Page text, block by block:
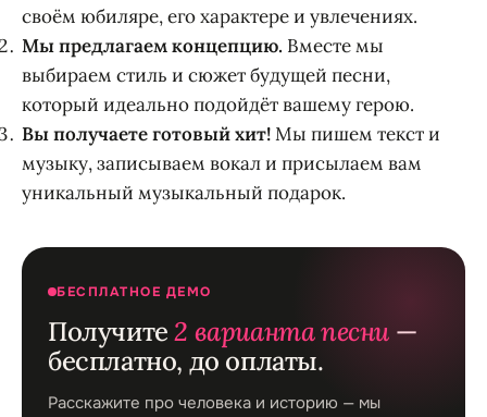
своём юбиляре, его характере и увлечениях.
Мы предлагаем концепцию. Вместе мы
выбираем стиль и сюжет будущей песни,
который идеально подойдёт вашему герою.
Вы получаете готовый хит!Мы пишем текст и
музыку, записываем вокал и присылаем вам
уникальный музыкальный подарок.
БЕСПЛАТНОЕ ДЕМО
Получите2 варианта песни —
бесплатно, до оплаты.
Расскажите про человека и историю — мы